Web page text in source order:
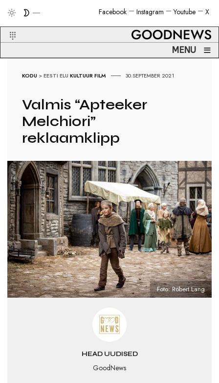
X
Youtube
Instagram
Facebook
MENU ≡
KODU >EESTI ELU KULTUURFILM 30.SEPTEMBER 2021
Valmis “Apteeker
Melchiori”
reklaamklipp
HEAD UUDISED
GoodNews
Foto: Robert Lang